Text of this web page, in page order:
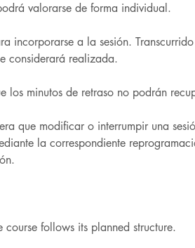
valorarse de forma individual.
incorporarse a la sesión. Transcurrido
considerará realizada.
minutos de retraso no podrán
que modificar o interrumpir una
la correspondiente
follows its planned structure.